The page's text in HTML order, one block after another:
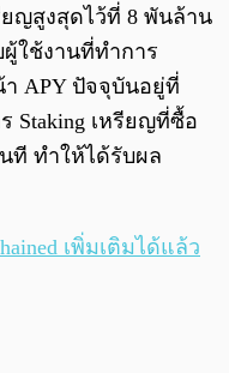
ญสูงสุดไว้ที่ 8 พันล้าน
ผู้ใช้งานที่ทำการ
า APY ปัจจุบันอยู่ที่
Staking เหรียญที่ซื้อ
ที ทำให้ได้รับผล
เพิ่มเติมได้แล้ว